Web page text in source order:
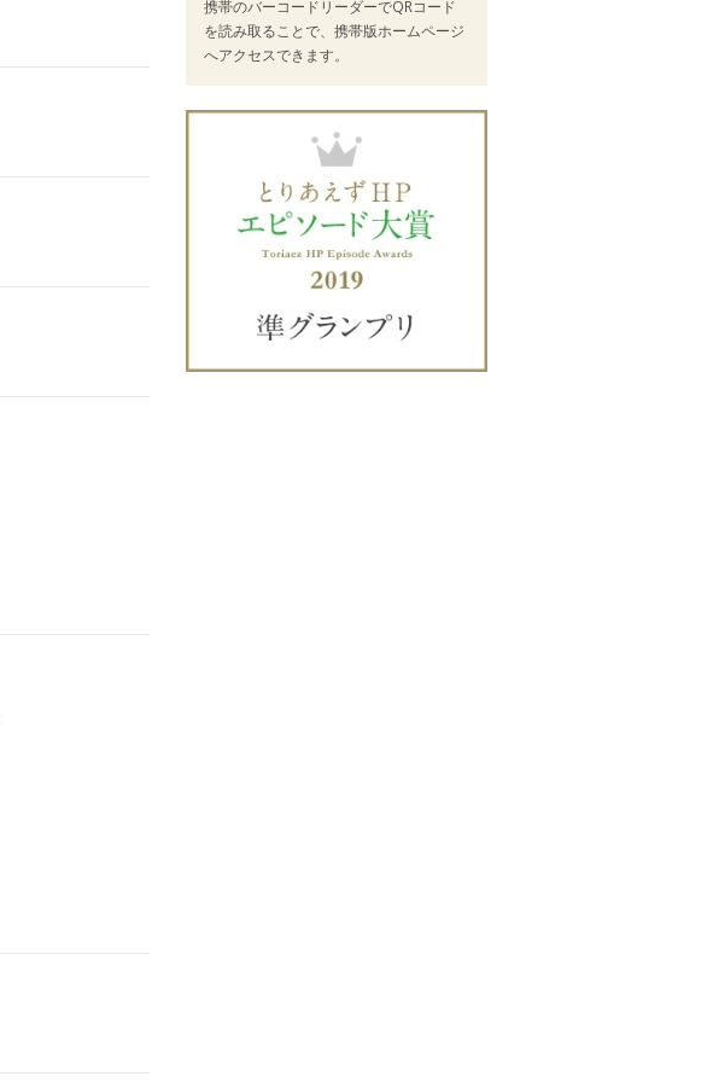
携帯のバーコードリーダーでQRコード
を読み取ることで、携帯版ホームページ
へアクセスできます。